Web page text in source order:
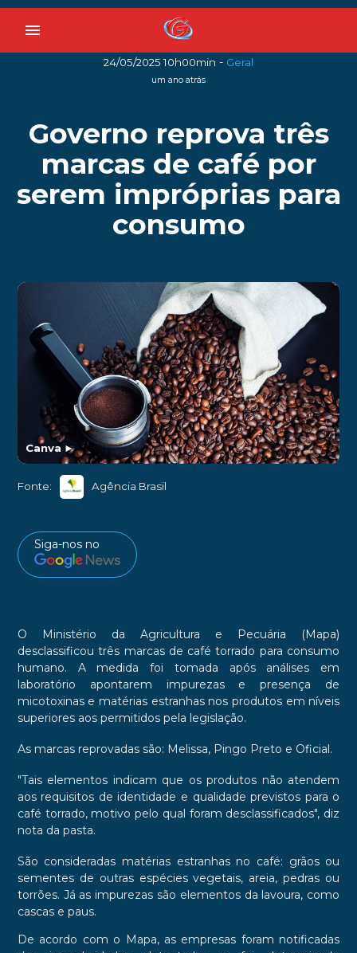
menu
24/05/2025 10h00min - Geral
um ano atrás
Governo reprova três
marcas de café por
serem impróprias para
consumo
Canva ►
Fonte: Agência Brasil
Siga-nos no
O Ministério da Agricultura e Pecuária (Mapa)
desclassificou três marcas de café torrado para consumo
humano. A medida foi tomada após análises em
laboratório apontarem impurezas e presença de
micotoxinas e matérias estranhas nos produtos em níveis
superiores aos permitidos pela legislação.
As marcas reprovadas são: Melissa, Pingo Preto e Oficial.
"Tais elementos indicam que os produtos não atendem
aos requisitos de identidade e qualidade previstos para o
café torrado, motivo pelo qual foram desclassificados", diz
nota da pasta.
São consideradas matérias estranhas no café: grãos ou
sementes de outras espécies vegetais, areia, pedras ou
torrões. Já as impurezas são elementos da lavoura, como
cascas e paus.
De acordo com o Mapa, as empresas foram notificadas